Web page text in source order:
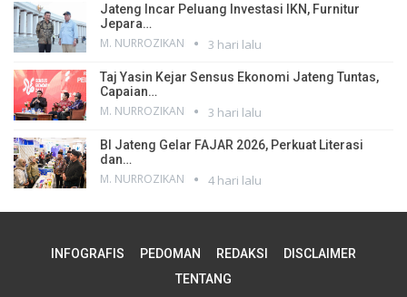
Jateng Incar Peluang Investasi IKN, Furnitur
Jepara…
M. NURROZIKAN 3 hari lalu
Taj Yasin Kejar Sensus Ekonomi Jateng Tuntas,
Capaian…
M. NURROZIKAN 3 hari lalu
BI Jateng Gelar FAJAR 2026, Perkuat Literasi
dan…
M. NURROZIKAN 4 hari lalu
INFOGRAFIS PEDOMAN REDAKSI
DISCLAIMER
TENTANG